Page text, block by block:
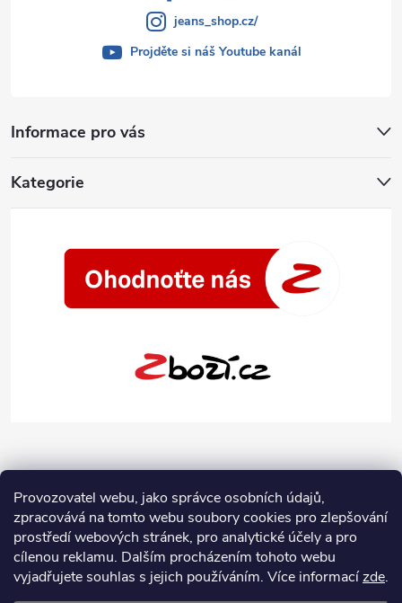
Provozovatel webu, jako správce osobních údajů,
zpracovává na tomto webu soubory cookies pro zlepšování
prostředí webových stránek, pro analytické účely a pro
cílenou reklamu. Dalším procházením tohoto webu
vyjadřujete souhlas s jejich používáním. Více informacízde.
Informace pro vás
Kategorie
jeans_shop.cz/
Projděte si náš Youtube kanál